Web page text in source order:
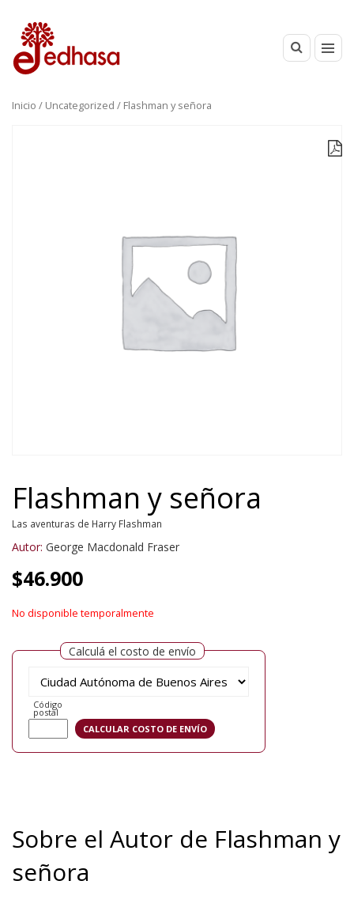
Inicio / Uncategorized / Flashman y señora
Flashman y señora
Las aventuras de Harry Flashman
Autor: George Macdonald Fraser
$46.900
No disponible temporalmente
Calculá el costo de envío
Código
postal
Sobre el Autor de Flashman y
señora